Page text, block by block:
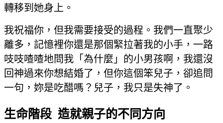
轉移到她身上。
我祝福你，但我需要接受的過程。我們一直聚少
離多，記憶裡你還是那個緊拉著我的小手，一路
吱吱喳喳地問我「為什麼」的小男孩啊，我還沒
回神過來你想結婚了，但你這個笨兒子，卻追問
一句，妳是吃醋嗎？兒子，我只是失神了。
生命階段 造就親子的不同方向